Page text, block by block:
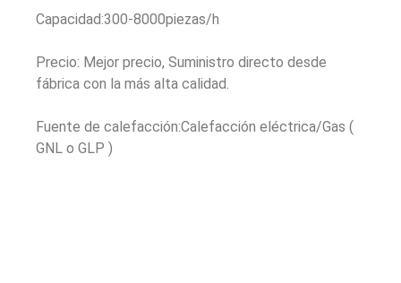
Capacidad:300-8000piezas/h
Precio: Mejor precio, Suministro directo desde
fábrica con la más alta calidad.
Fuente de calefacción:Calefacción eléctrica/Gas (
GNL o GLP )